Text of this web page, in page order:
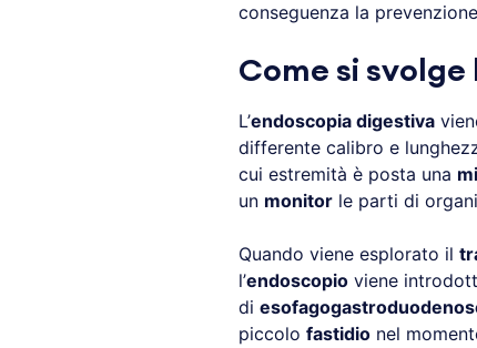
conseguenza la
Come si
L’endoscopia digestiva
differente calibro e
cui estremità è posta una
un monitorle parti di
Quando viene esplorato il
l’endoscopioviene
di
piccolo fastidionel